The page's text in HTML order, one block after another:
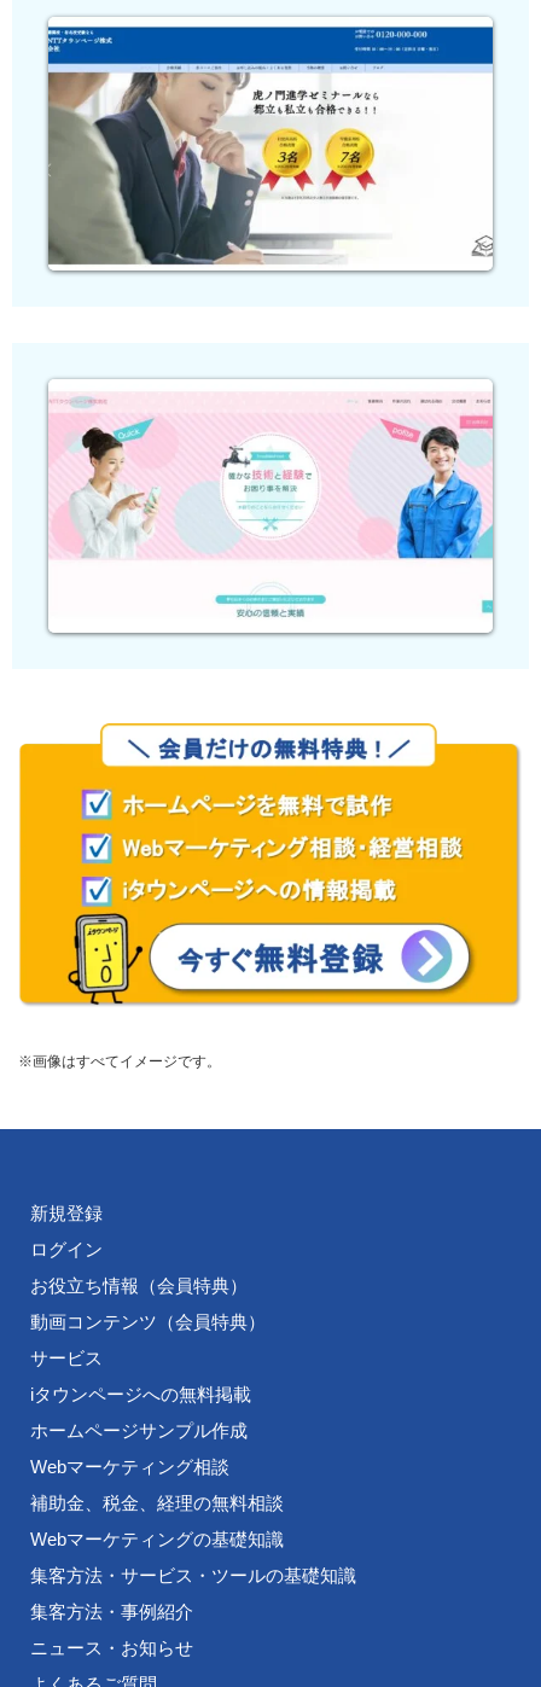
※画像はすべてイメージです。
新規登録
ログイン
お役立ち情報（会員特典）
動画コンテンツ（会員特典）
サービス
iタウンページへの無料掲載
ホームページサンプル作成
Webマーケティング相談
補助金、税金、経理の無料相談
Webマーケティングの基礎知識
集客方法・サービス・ツールの基礎知識
集客方法・事例紹介
ニュース・お知らせ